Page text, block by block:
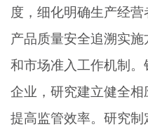
度，细化明确生产经
产品质量安全追溯实
和市场准入工作机制
企业，研究建立健全相
提高监管效率。研究